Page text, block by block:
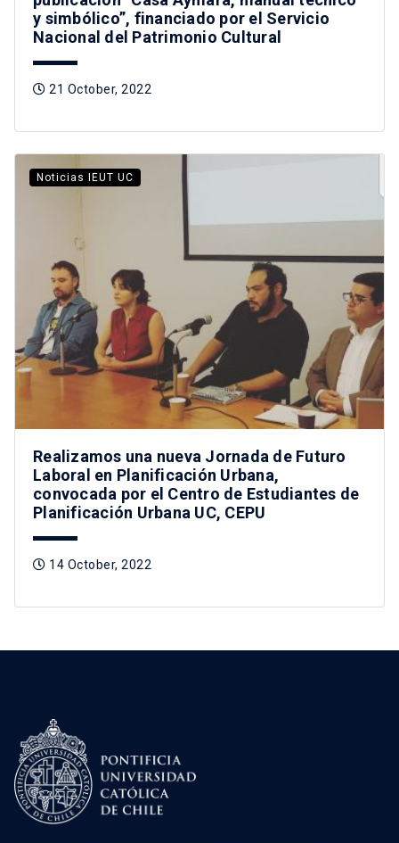
y simbólico”, financiado por el Servicio
Nacional del Patrimonio Cultural
21 October, 2022
Noticias IEUT UC
Realizamos una nueva Jornada de Futuro
Laboral en Planificación Urbana,
convocada por el Centro de Estudiantes de
Planificación Urbana UC, CEPU
14 October, 2022